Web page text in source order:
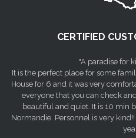
CERTIFIED
"A paradise for
It is the perfect place for some
House for 6 and it was very
everyone that you can check
beautiful and quiet. It is 10 min
Normandie. Personnel is very